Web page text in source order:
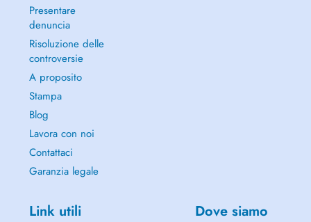
Presentare
denuncia
Risoluzione delle
controversie
A proposito
Stampa
Blog
Lavora con noi
Contattaci
Garanzia legale
Link utili Dove siamo